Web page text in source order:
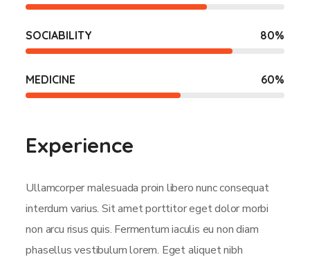
SOCIABILITY 80%
MEDICINE 60%
Experience
Ullamcorper malesuada proin libero nunc consequat
interdum varius. Sit amet porttitor eget dolor morbi
non arcu risus quis. Fermentum iaculis eu non diam
phasellus vestibulum lorem. Eget aliquet nibh